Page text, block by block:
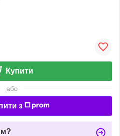
Купити
або
з